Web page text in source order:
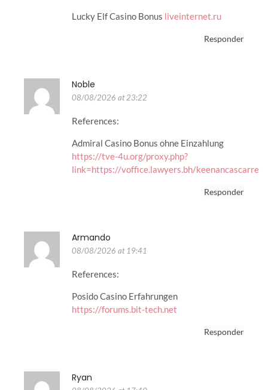
Lucky Elf Casino Bonus liveinternet.ru
Responder
Noble
08/08/2026 at 23:22
References:
Admiral Casino Bonus ohne Einzahlung
https://tve-4u.org/proxy.php?
link=https://voffice.lawyers.bh/keenancascarre
Responder
Armando
08/08/2026 at 19:41
References:
Posido Casino Erfahrungen
https://forums.bit-tech.net
Responder
Ryan